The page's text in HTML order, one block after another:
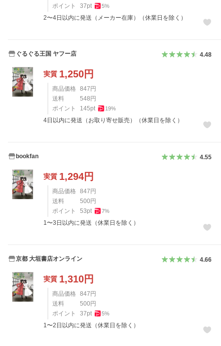
ポイント
37pt 5%
2〜4日以内に発送（メーカー在庫）（休業日を除く）
ぐるぐる王国 ヤフー店 4.48
実質 1,250円
商品価格 847円
送料
548円
ポイント
145pt 19%
4日以内に発送（お取り寄せ販売）（休業日を除く）
bookfan 4.55
実質 1,294円
商品価格 847円
送料
500円
ポイント
53pt 7%
1〜3日以内に発送（休業日を除く）
京都 大垣書店オンライン 4.66
実質 1,310円
商品価格 847円
送料
500円
ポイント
37pt 5%
1〜2日以内に発送（休業日を除く）